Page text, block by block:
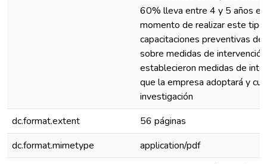
60% lleva entre 4 y 5 años
momento de realizar este tipo
capacitaciones preventivas
sobre medidas de
establecieron medidas de
que la empresa adoptará y
investigación
dc.format.extent
56 páginas
dc.format.mimetype
application/pdf